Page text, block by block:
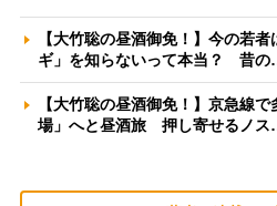
【大竹聡の昼酒御免！】今の若
ギ」を知らないって本当？ 昔
【大竹聡の昼酒御免！】京急線
場」へと昼酒旅 押し寄せるノ